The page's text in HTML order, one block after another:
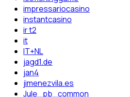
impressariocasino
instantcasino
ir t2
it
IT+NL
jagd1.de
jan4
jimenezvila.es
Jule_pb_common